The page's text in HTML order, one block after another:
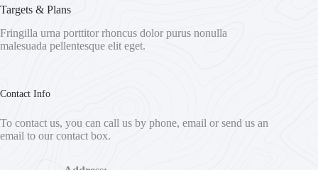
Targets & Plans
Fringilla urna porttitor rhoncus dolor purus nonulla
malesuada pellentesque elit eget.
Contact Info
To contact us, you can call us by phone, email or send us an
email to our contact box.